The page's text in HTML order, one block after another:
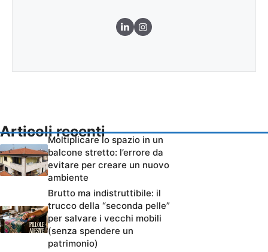
Articoli recenti
Moltiplicare lo spazio in un
balcone stretto: l’errore da
evitare per creare un nuovo
ambiente
Brutto ma indistruttibile: il
trucco della “seconda pelle”
per salvare i vecchi mobili
(senza spendere un
patrimonio)